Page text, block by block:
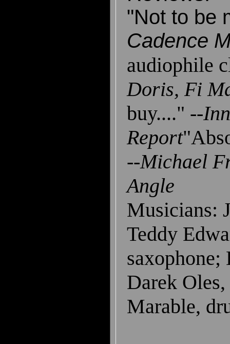
"Not to be
Cadence
audiophile
Doris, Fi
buy...." --
Report
--Michael
Angle
Musicians:
Teddy
Darek
Marable,